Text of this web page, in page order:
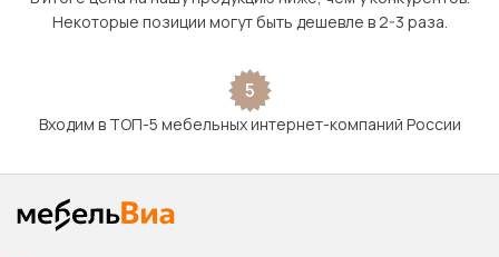
Некоторые позиции могут быть дешевле в 2-3 раза.
5
Входим в ТОП-5 мебельных интернет-компаний России